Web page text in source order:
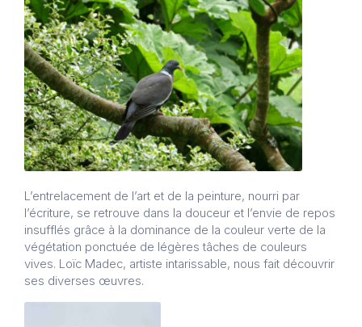
L’entrelacement de l’art et de la peinture, nourri par
l’écriture, se retrouve dans la douceur et l’envie de repos
insufflés grâce à la dominance de la couleur verte de la
végétation ponctuée de légères tâches de couleurs
vives. Loïc Madec, artiste intarissable, nous fait découvrir
ses diverses œuvres.